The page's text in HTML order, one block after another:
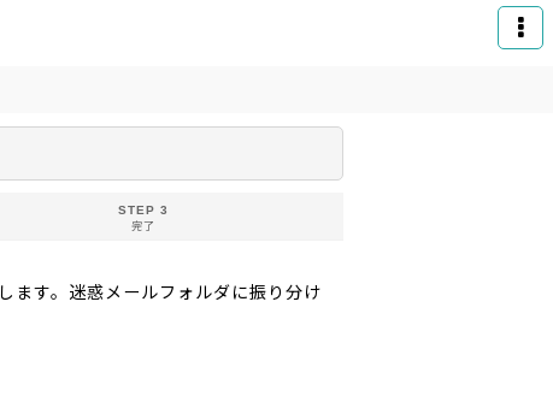
STEP 3
完了
す。迷惑メールフォルダに振り分け